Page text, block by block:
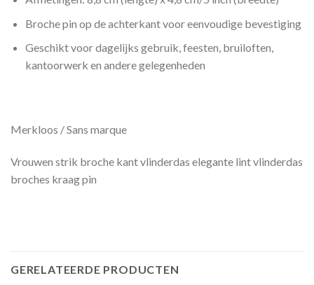
Broche pin op de achterkant voor eenvoudige bevestiging
Geschikt voor dagelijks gebruik, feesten, bruiloften,
kantoorwerk en andere gelegenheden
Merkloos / Sans marque
Vrouwen strik broche kant vlinderdas elegante lint vlinderdas
broches kraag pin
GERELATEERDE PRODUCTEN